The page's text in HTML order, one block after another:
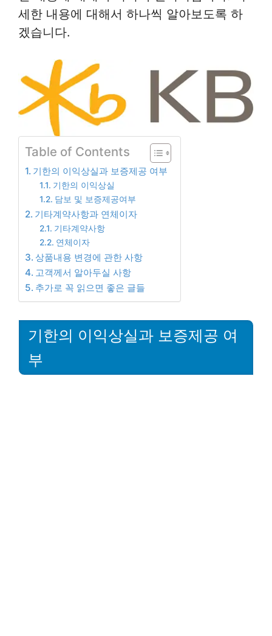
세한 내용에 대해서 하나씩 알아보도록 하
겠습니다.
Table of Contents
기한의 이익상실과 보증제공 여부
기한의 이익상실
담보 및 보증제공여부
기타계약사항과 연체이자
기타계약사항
연체이자
상품내용 변경에 관한 사항
고객께서 알아두실 사항
추가로 꼭 읽으면 좋은 글들
기한의 이익상실과 보증제공 여
부